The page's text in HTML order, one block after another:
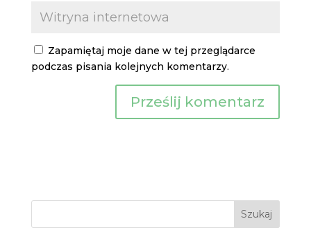
Zapamiętaj moje dane w tej przeglądarce
podczas pisania kolejnych komentarzy.